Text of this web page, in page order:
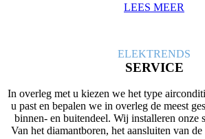
LEES MEER
ELEKTRENDS
SERVICE
In overleg met u kiezen we het type
u past en bepalen we in overleg de meest
binnen- en buitendeel. Wij installeren onze
Van het diamantboren, het aansluiten van